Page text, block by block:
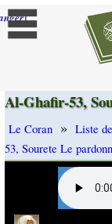
]
Al-Ghafir-53,
Le Coran » Liste
53, Sourete Le